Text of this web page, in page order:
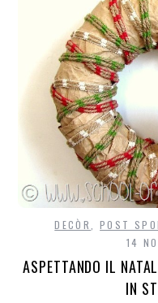
DECÒR ,POST
14
ASPETTANDO IL
IN